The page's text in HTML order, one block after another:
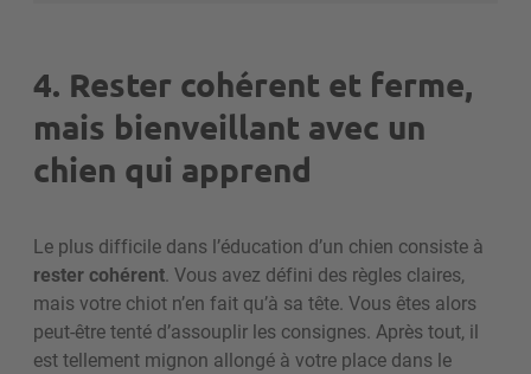
4. Rester cohérent et ferme,
mais bienveillant avec un
chien qui apprend
Le plus difficile dans l’éducation d’un chien consiste à
rester cohérent. Vous avez défini des règles claires,
mais votre chiot n’en fait qu’à sa tête. Vous êtes alors
peut-être tenté d’assouplir les consignes. Après tout, il
est tellement mignon allongé à votre place dans le